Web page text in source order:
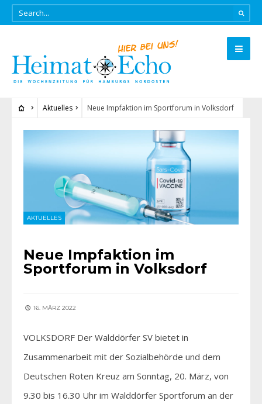
Aktuelles Neue Impfaktion im Sportforum in Volksdorf
AKTUELLES
Neue Impfaktion im
Sportforum in Volksdorf
16. MÄRZ 2022
VOLKSDORF Der Walddörfer SV bietet in
Zusammenarbeit mit der Sozialbehörde und dem
Deutschen Roten Kreuz am Sonntag, 20. März, von
9.30 bis 16.30 Uhr im Walddörfer Sportforum an der